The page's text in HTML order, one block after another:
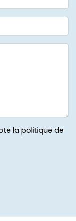
la politique de